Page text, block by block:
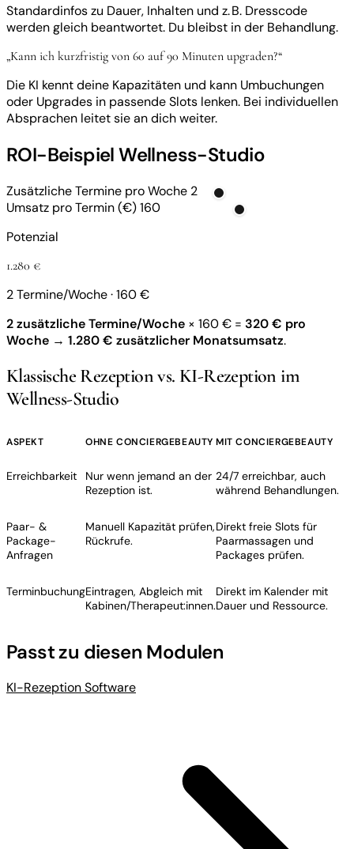
Standardinfos zu Dauer, Inhalten und z. B. Dresscode
werden gleich beantwortet. Du bleibst in der Behandlung.
„Kann ich kurzfristig von 60 auf 90 Minuten upgraden?“
Die KI kennt deine Kapazitäten und kann Umbuchungen
oder Upgrades in passende Slots lenken. Bei individuellen
Absprachen leitet sie an dich weiter.
ROI-Beispiel Wellness-Studio
Zusätzliche Termine pro Woche 2
Umsatz pro Termin (€)160
Potenzial
1.280 €
2 Termine/Woche · 160 €
2 zusätzliche Termine/Woche × 160 € = 320 € pro
Woche → 1.280 € zusätzlicher Monatsumsatz.
Klassische Rezeption vs. KI-Rezeption im
Wellness-Studio
ASPEKT OHNE CONCIERGEBEAUTY MIT CONCIERGEBEAUTY
Erreichbarkeit
Nur wenn jemand an der
Rezeption ist.
24/7 erreichbar, auch
während Behandlungen.
Paar- &
Package-
Anfragen
Manuell Kapazität prüfen,
Rückrufe.
Direkt freie Slots für
Paarmassagen und
Packages prüfen.
TerminbuchungEintragen, Abgleich mit
Kabinen/Therapeut:innen.
Direkt im Kalender mit
Dauer und Ressource.
Passt zu diesen Modulen
KI-Rezeption Software